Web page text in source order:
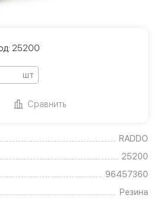
RADDO
25200
96457360
Резина
25200
шт
Сравнить